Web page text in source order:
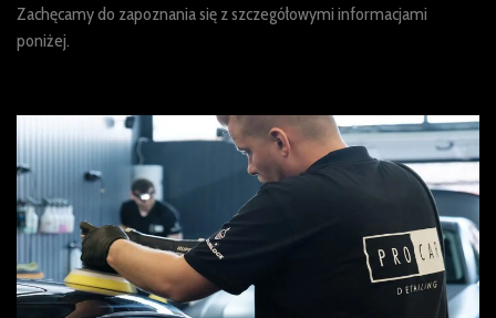
Zachęcamy do zapoznania się z szczegółowymi informacjami
poniżej.